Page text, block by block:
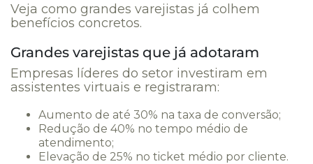
Veja como grandes varejistas já colhem
benefícios concretos.
Grandes varejistas que já adotaram
Empresas líderes do setor investiram em
assistentes virtuais e registraram:
Aumento de até 30% na taxa de conversão;
Redução de 40% no tempo médio de
atendimento;
Elevação de 25% no ticket ­médio por cliente.